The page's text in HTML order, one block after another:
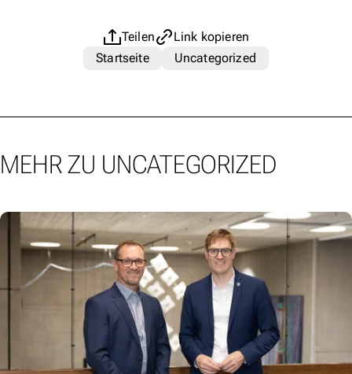
Teilen
Link kopieren
Startseite
Uncategorized
MEHR ZU UNCATEGORIZED